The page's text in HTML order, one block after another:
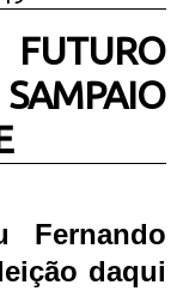
Fernando
daqui